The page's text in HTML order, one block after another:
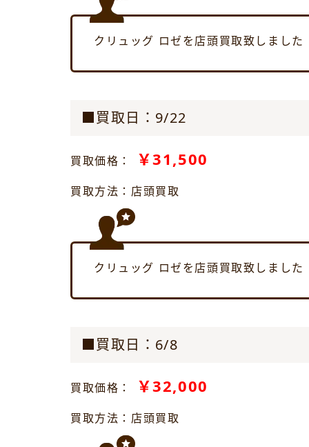
クリュッグ ロゼを店頭買取致しました
■買取日：9/22
買取価格： ￥31,500
買取方法：店頭買取
クリュッグ ロゼを店頭買取致しました
■買取日：6/8
買取価格： ￥32,000
買取方法：店頭買取